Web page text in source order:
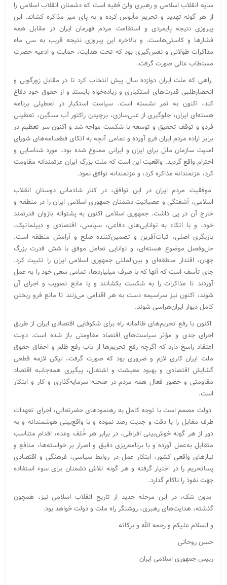
سایه انقلاب اسلامی و رهبری ولیّ فقیه است که دشمنان انقلاب اسلامی را
از هر گونه تهدید و تحریم مأیوس کرده و به پای میز مذاکره کشاند. این
پیروزی نتیجه پایمردی و استقامت مردم قهرمان ایران در مقابل همه
فشارها و کاستی‌هاست. و بالاخره این پیروزی نتیجه قریب به سی ماه
مذاکرات طولانی و نفس‌گیری بود که تحت هدایت، حمایت و ادعیه حضرت
مستطاب عالی صورت گرفت.
راهی که ملت ایران دوازده سال پیش انتخاب کرد تا در مقابل زورگویی و
انحصارطلبی قدرت‌های استکباری و زیاده‌خواه بایستد و از حقوق خود دفاع
کند، اکنون به ثمر نشسته است. سیاست استکبار در تعطیلی برنامه
هسته‌ای ایران، جلوگیری از غنی‌سازی، برچیدن راکتور آب سنگین، تعطیلی
فردو و توقف تحقیق و توسعه با شکست مواجه شد و اکنون سر تعظیم در
برابر اراده مردم ایران فرو آورده و تمامی آنچه به اتکای قطعنامه‌های شورای
امنیت سازمان ملل برای ایران و ایرانی ممنوع شده بود، مورد شناسایی و
احترام واقع گردید. واقعیت این است که ملت بزرگ ایران عزتمندانه مقاومت
کرد، عزتمندانه مذاکره کرد، و عزتمندانه توافق نمود.
موفقیت مردم ایران در این توافق، در کنار شادمانی دوستان انقلاب
اسلامی، آشفتگی و عصبانیت دشمنان جمهوری اسلامی ایران را در منطقه و
خارج آن در پی داشت. جمهوری اسلامی اکنون به پشتوانه بازوان قدرتمند
خود، و با اتکاء به توانایی‌های دفاعی، سیاسی، اقتصادی و دیپلماتیک،
بازیگری اصلی، ثبات‌آفرین و تضمین‌کننده صلح و آرامش منطقه‌ است.
حل‌وفصل موضوع هسته‌ای، و توانایی تعامل موفق با شش قدرت بزرگ
جهان، اقتدار منطقه‌ای و بین‌المللی جمهوری اسلامی ایران را تثبیت کرد.
جای تأسف است که آنها که با صرف میلیاردها، تمامی سعی خود را به عمل
آوردند تا مذاکرات را به شکست بکشانند و یا مانع تصویب و اجرای آن
شوند، اکنون نیز سراسیمه دست به هر اقدامی می‌زنند تا مانع فرو ریختن
کامل دیوار ایران‌هراسی شوند.
اکنون با رفع تحریم‌های ظالمانه راه برای شکوفایی اقتصادی ایران از طریق
اجرای جدی و مؤثر سیاست‌های اقتصاد مقاومتی باز شده است. دولت
اعتقاد راسخ دارد که اگرچه رفع تحریم‌ها از باب رفع ظلم و احقاق حقوق
ملت ایران کاری لازم و ضروری بود که صورت گرفت، لیکن لازمه قطعی
گشایش اقتصادی و بهبود معیشت و اشتغال، پیگیری همه‌جانبه اقتصاد
مقاومتی و حضور فعال همه مردم در صحنه سرمایه‌گذاری و کار و ابتکار
است.
دولت مصمم است با توجه کامل به رهنمودهای حضرتعالی، اجرای تعهدات
طرف مقابل را با دقت و جدیت رصد نموده و با واقع‌بینی هوشمندانه و به
دور از هر گونه خوش‌بینی افراطی، در برابر هر خُلف وعده، اقدام متناسب
متقابل به‌عمل آورده و با برنامه‌ریزی دقیق و اصرار بر خواسته‌ها، منافع و
نیازهای واقعی کشور، ابتکار عمل در روابط سیاسی، فرهنگی و اقتصادی
پساتحریم را در اختیار گرفته و هر گونه تلاش دشمنان برای سوء استفاده
جهت نفوذ را ناکام گذارد.
بدون شک، در این مرحله جدید از تاریخ انقلاب اسلامی نیز، همچون
گذشته، هدایت‌های رهبری، روشنگر راه ملت و دولت خواهد بود.
و السلام علیکم و رحمه الله و برکاته
حسن روحانی
رییس جمهوری اسلامی ایران